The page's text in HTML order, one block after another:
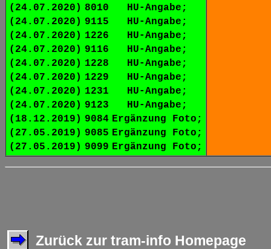
(24.07.2020) 8010
HU-Angabe;
(24.07.2020) 9115
HU-Angabe;
(24.07.2020) 1226
HU-Angabe;
(24.07.2020) 9116
HU-Angabe;
(24.07.2020) 1228
HU-Angabe;
(24.07.2020) 1229
HU-Angabe;
(24.07.2020) 1231
HU-Angabe;
(24.07.2020) 9123
HU-Angabe;
(18.12.2019) 9084 Ergänzung Foto;
(27.05.2019) 9085 Ergänzung Foto;
(27.05.2019) 9099 Ergänzung Foto;
Zurück zur tram-info Homepage